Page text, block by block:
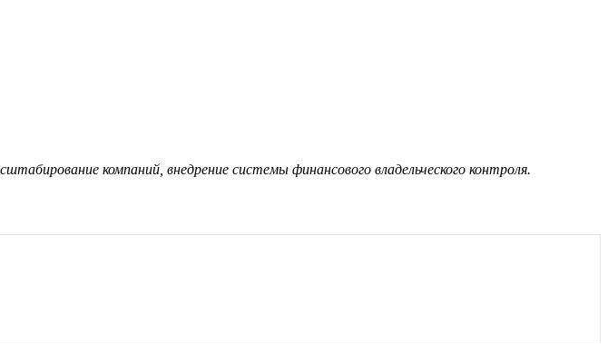
компаний, внедрение системы финансового владельческого контроля.